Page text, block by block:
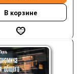
В корзине